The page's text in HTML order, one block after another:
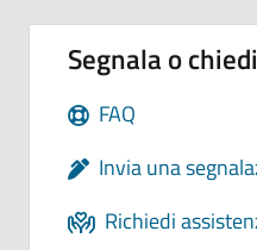
Segnala o
FAQ
Invia una
Richiedi